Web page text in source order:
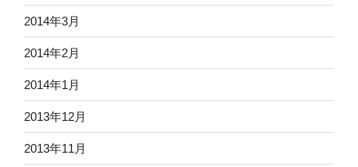
2014年3月
2014年2月
2014年1月
2013年12月
2013年11月